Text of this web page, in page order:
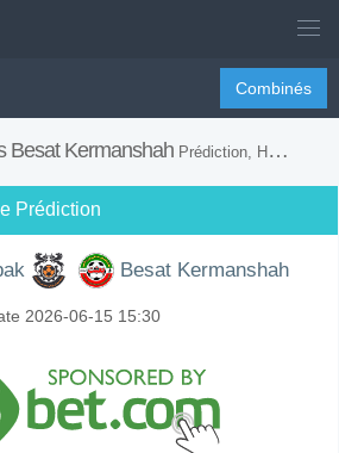
Combinés
Besat Kermanshah Prédiction, H2H, Conseils de Paris et Prévision du Match
Prédiction
Besat Kermanshah
2026-06-15 15:30